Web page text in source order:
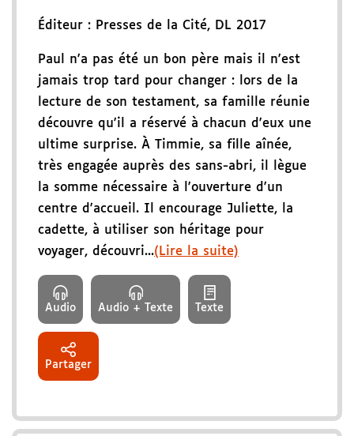
Éditeur : Presses de la Cité, DL 2017
Paul n'a pas été un bon père mais il n'est
jamais trop tard pour changer : lors de la
lecture de son testament, sa famille réunie
découvre qu'il a réservé à chacun d'eux une
ultime surprise. À Timmie, sa fille aînée,
très engagée auprès des sans-abri, il lègue
la somme nécessaire à l'ouverture d'un
centre d'accueil. Il encourage Juliette, la
cadette, à utiliser son héritage pour
voyager, découvri...(Lire la suite)
Audio Audio + Texte Texte
Partager